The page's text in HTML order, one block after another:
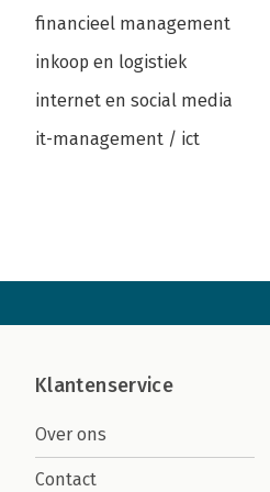
financieel management
inkoop en logistiek
internet en social media
it-management / ict
Klantenservice
Over ons
Contact